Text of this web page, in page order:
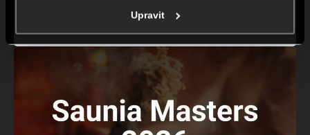
Upravit